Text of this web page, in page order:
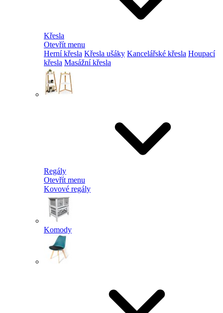
Křesla
Otevřít menu
Herní křesla Křesla ušáky Kancelářské křesla Houpací
křesla Masážní křesla
Regály
Otevřít menu
Kovové regály
Komody